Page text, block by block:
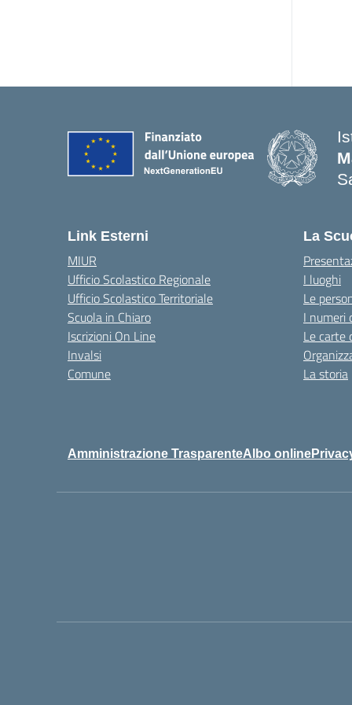
Link Esterni
MIUR
Ufficio Scolastico Regionale
Ufficio Scolastico Territoriale
Scuola in Chiaro
Iscrizioni On Line
Invalsi
Comune
La
I luoghi
Le
I numeri
Le carte
La storia
Amministrazione TrasparenteAlbo online